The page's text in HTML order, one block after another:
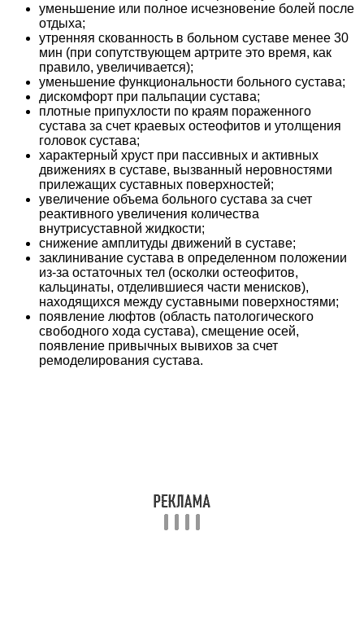
уменьшение или полное исчезновение болей после
отдыха;
утренняя скованность в больном суставе менее 30
мин (при сопутствующем артрите это время, как
правило, увеличивается);
уменьшение функциональности больного сустава;
дискомфорт при пальпации сустава;
плотные припухлости по краям пораженного
сустава за счет краевых остеофитов и утолщения
головок сустава;
характерный хруст при пассивных и активных
движениях в суставе, вызванный неровностями
прилежащих суставных поверхностей;
увеличение объема больного сустава за счет
реактивного увеличения количества
внутрисуставной жидкости;
снижение амплитуды движений в суставе;
заклинивание сустава в определенном положении
из-за остаточных тел (осколки остеофитов,
кальцинаты, отделившиеся части менисков),
находящихся между суставными поверхностями;
появление люфтов (область патологического
свободного хода сустава), смещение осей,
появление привычных вывихов за счет
ремоделирования сустава.